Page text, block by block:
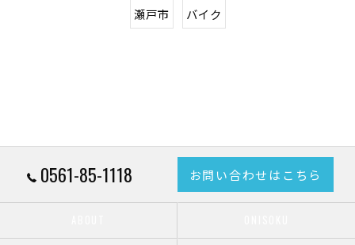
瀬戸市 バイク
0561-85-1118 お問い合わせはこちら